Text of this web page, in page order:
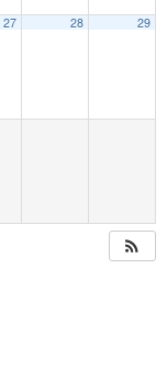
27 28 29